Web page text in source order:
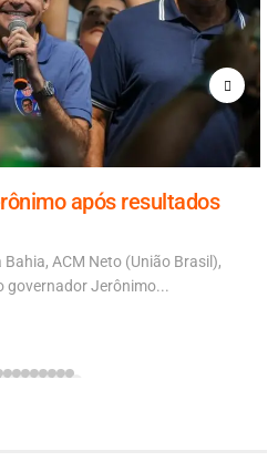
após resultados
ACM Neto (União Brasil),
governador Jerônimo...